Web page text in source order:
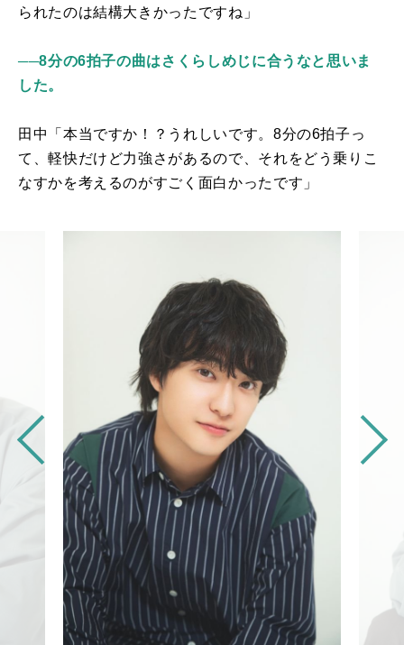
られたのは結構大きかったですね」
──8分の6拍子の曲はさくらしめじに合うなと思いま
した。
田中「本当ですか！？うれしいです。 8分の6拍子っ
て、軽快だけど力強さがあるので、それをどう乗りこ
なすかを考えるのがすごく面白かったです」